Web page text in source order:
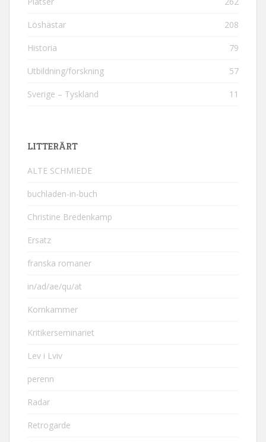
Löshästar 208
Historia 79
Utbildning/forskning 57
Sverige – Tyskland 11
LITTERÄRT
ALTE SCHMIEDE
buchladen-in-buch
Christine Bredenkamp
Ersatz
franska romaner
in/ad/ae/qu/at
Kornkammer
Kritikerseminariet
Lev i Lviv
perenn
Radar
Retrogarde